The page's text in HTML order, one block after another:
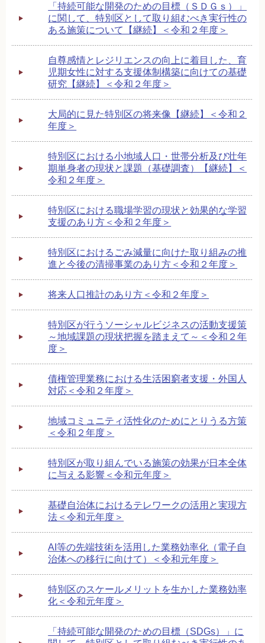
「持続可能な開発のための目標（ＳＤＧｓ）」
に関して、特別区として取り組むべき実行性の
ある施策について【継続】＜令和２年度＞
自尊感情とレジリエンスの向上に着目した、育
児期女性に対する支援体制構築に向けての基礎
研究【継続】＜令和２年度＞
大局的に見た特別区の将来像【継続】＜令和２
年度＞
特別区における小地域人口・世帯分析及び壮年
期単身者の現状と課題（基礎調査）【継続】＜
令和２年度＞
特別区における職場学習の現状と効果的な学習
支援のあり方＜令和２年度＞
特別区におけるごみ減量に向けた取り組みの推
進と今後の清掃事業のあり方＜令和２年度＞
将来人口推計のあり方＜令和２年度＞
特別区が行うソーシャルビジネスの活動支援策
～地域課題の現状把握を踏まえて～＜令和２年
度＞
債権管理業務における生活困窮者支援・外国人
対応＜令和２年度＞
地域コミュニティ活性化のためにとりうる方策
＜令和２年度＞
特別区が取り組んでいる施策の効果が日本全体
に与える影響＜令和元年度＞
基礎自治体におけるテレワークの活用と実現方
法＜令和元年度＞
AI等の先端技術を活用した業務効率化（電子自
治体への移行に向けて）＜令和元年度＞
特別区のスケールメリットを生かした業務効率
化＜令和元年度＞
「持続可能な開発のための目標（SDGs）」に